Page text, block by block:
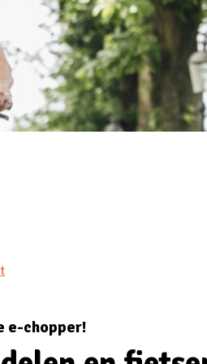
e-chopper!